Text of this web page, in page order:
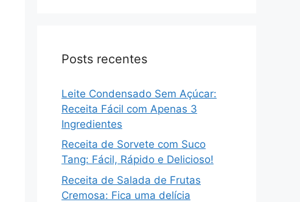
Posts recentes
Leite Condensado Sem Açúcar:
Receita Fácil com Apenas 3
Ingredientes
Receita de Sorvete com Suco
Tang: Fácil, Rápido e Delicioso!
Receita de Salada de Frutas
Cremosa: Fica uma delícia